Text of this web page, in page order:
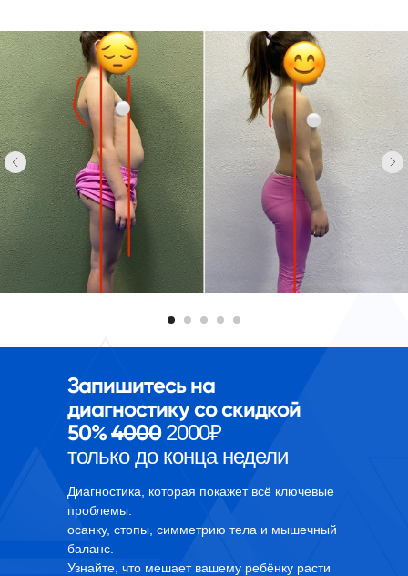
Запишитесь на
диагностику со скидкой
50%4000 2000₽
только до конца недели
Диагностика, которая покажет всё ключевые
проблемы:
осанку, стопы, симметрию тела и мышечный
баланс.
Узнайте, что мешает вашему ребёнку расти
Меню Статьи
Главная
Сколиоз
Сутулость
Вальгус
Косолапие
Плоскостопие
Перекос таза
Х-образные ноги
Крыловидные лопатки
Асимметрия плеч
Асимметрия лопаток
Гипермобильность
Отзывы
Контакты
ИНН 026001089703